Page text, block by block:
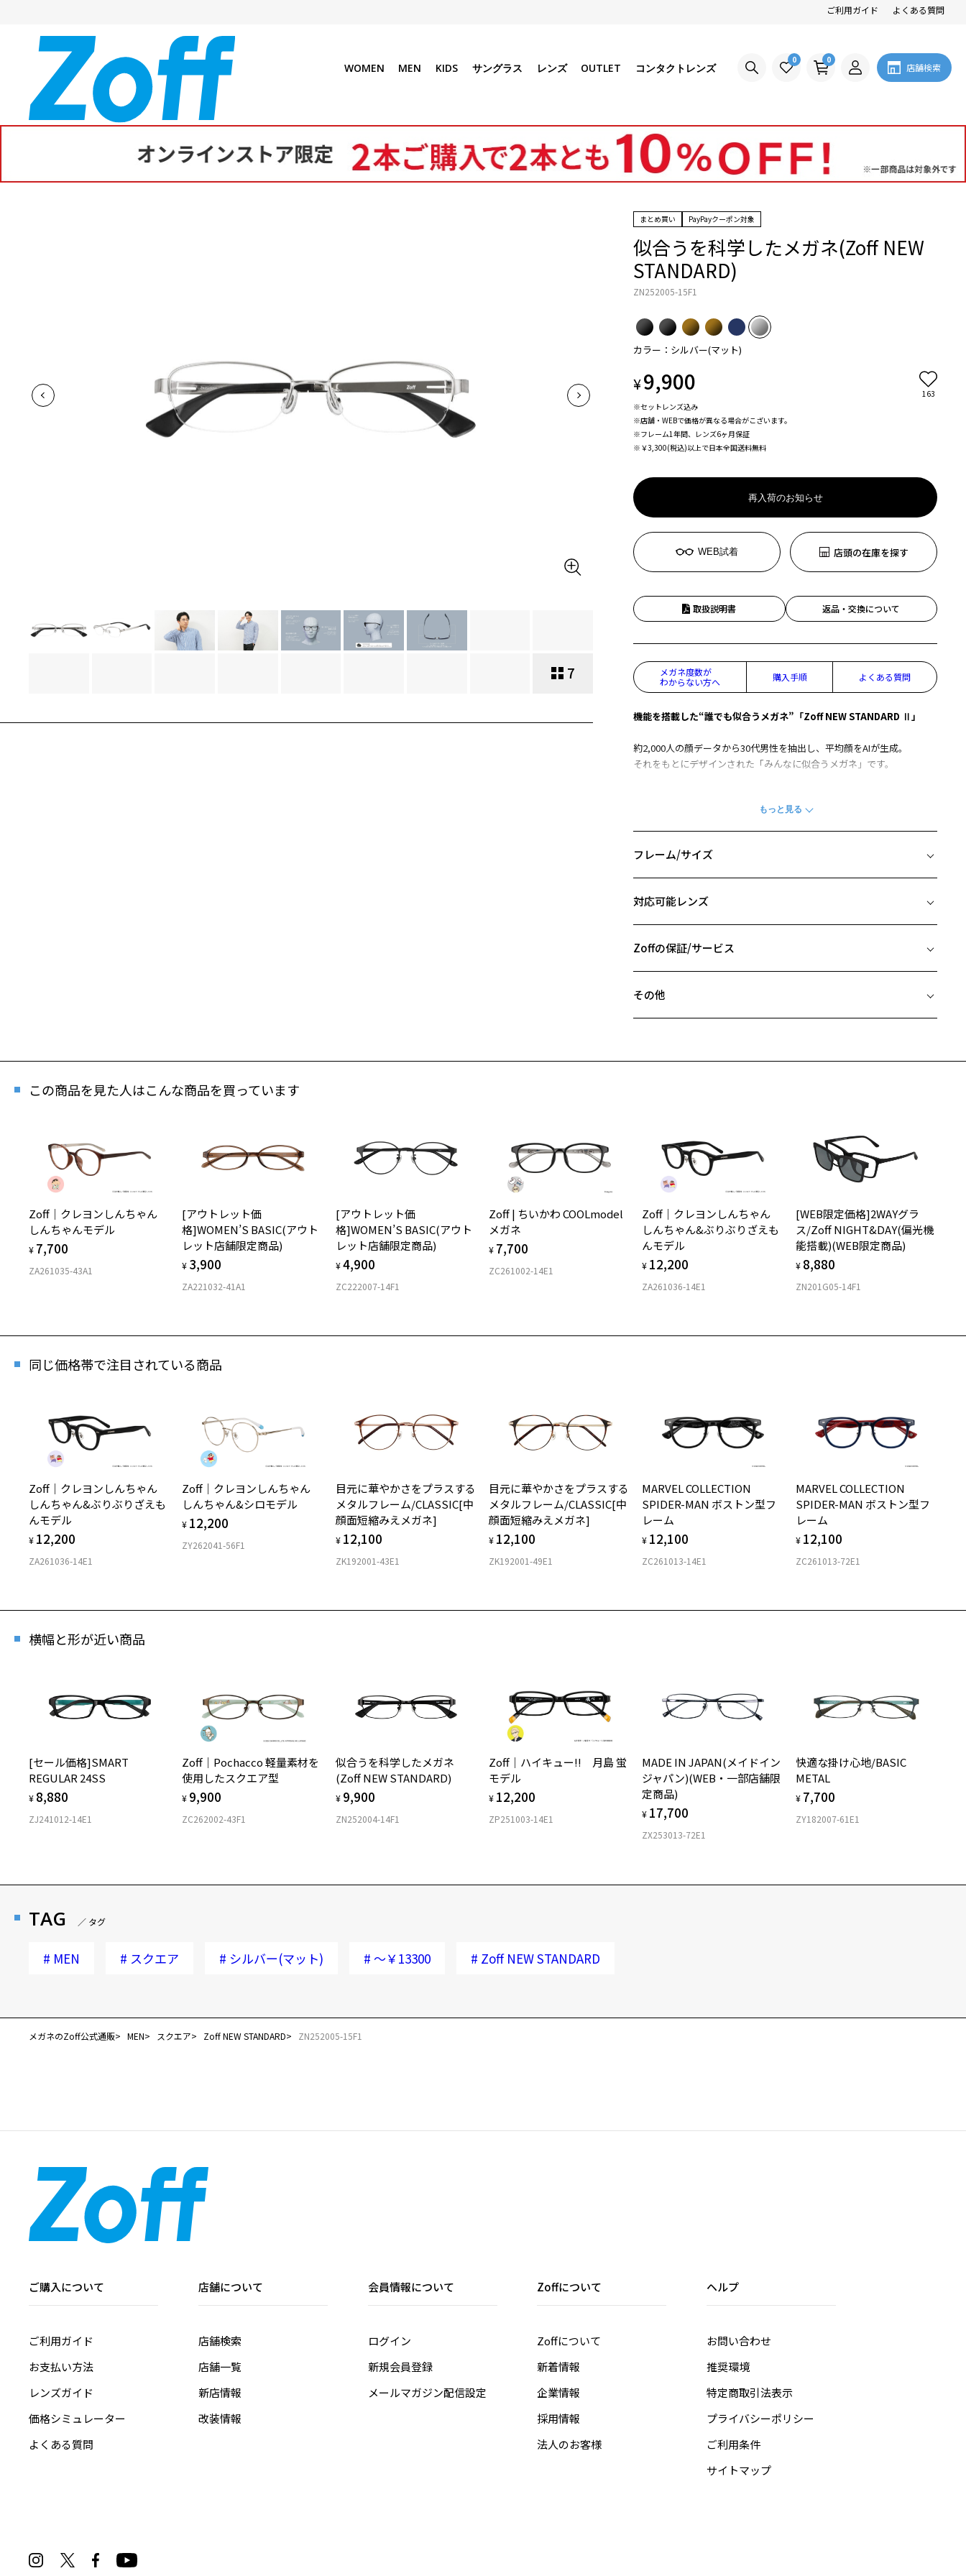
ご利用ガイド よくある質問
WOMEN MEN KIDS サングラス レンズ OUTLET コンタクトレンズ
0 0
店舗検索
7
まとめ買い PayPayクーポン対象
似合うを科学したメガネ(Zoff NEW
STANDARD)
ZN252005-15F1
カラー：シルバー(マット)
¥9,900 163
※セットレンズ込み
※店舗・WEBで価格が異なる場合がこざいます。
※フレーム1年間、レンズ6ヶ月保証
※￥3,300(税込)以上で日本全国送料無料
再入荷のお知らせ
「再入荷お知らせメール」はZoffオンラインストア会員さまのみ対象となります。
商品番号：ZN252005-15F1/フレームカラー：シルバー(マット)/単価：￥9,900
※商品が再入荷された際にメールでお知らせします。
※本サービスは商品の購入をお約束するものではありません。
※ご希望の商品が再入荷しない場合もございますので予めご了承ください。
※「再入荷お知らせメール」はZoffオンラインストアで取り扱っている商品が対象となります。
WEB試着 店頭の在庫を探す
取扱説明書 返品・交換について
メガネ度数が
わからない方へ
購入手順 よくある質問
機能を搭載した“誰でも似合うメガネ”「Zoff NEW STANDARD Ⅱ」
約2,000人の顔データから30代男性を抽出し、平均顔をAIが生成。
それをもとにデザインされた「みんなに似合うメガネ」です。
①人間工学に基づいた男性平均値から設計されたフレームです。
この平均顔から、顔に対するフレームの最適な位置を算出し、メガネと
顔のバランスを考えフレーム内の瞳の位置を最適化したり、より良い位
②テンプルのクランク形状
を出すことで密着力をほどよく調整できるようになりました。
モダンの先に金と同じ比重のタングステン合金というレアメタルを内蔵
し、メガネ着用時の重心バランスを調整し、鼻にかかる負担を軽減して
新機能を搭載したことで、顔なじみの良いデザインだけでなく、フィッ
Zoff NEW STANDARD ページをみる
フレーム/サイズ
B ブリッジ(鼻部分)の横幅：17mm
お持ちのZoffメガネサイズを確認するには？
仕上がり寸法
D 仕上がりの横幅：約140mm
E 仕上がりの縦幅：約32mm
スクエア
フロント素材：メタル
対応可能レンズ
フレームとレンズの合計料金を知りたい方へ
Zoffの保証/サービス
安心2 視力測定無料
視力の変化を早めに発見するために、定期的な視力測定をおす
すめいたします。
安心3 かかり具合調整無料
フレームの歪みやかかり具合の調整・クリーニングは、全国の
Zoff店舗にていつでも対応いたします。
その他
＜メガネの度数情報がわからない方へ＞
オンラインストアでフレームのみ購入して、
ご購入時に「レンズ交換券」をお選びいただくと、実店舗で度数を測定
のうえ、
度付きレンズ（標準セットレンズ）へ無料交換いただけます。
詳しくはこちら
実店舗で度数を測定いただけます
この商品を見た人はこんな商品を買っています
Zoff｜クレヨンしんちゃん
しんちゃんモデル
¥ 7,700
ZA261035-43A1
[アウトレット価
格]WOMEN’S BASIC(アウト
レット店舗限定商品)
¥ 3,900
ZA221032-41A1
[アウトレット価
格]WOMEN’S BASIC(アウト
レット店舗限定商品)
¥4,900
ZC222007-14F1
Zoff | ちいかわ COOLmodel
メガネ
¥ 7,700
ZC261002-14E1
Zoff｜クレヨンしんちゃん
しんちゃん&ぶりぶりざえも
んモデル
¥ 12,200
ZA261036-14E1
[WEB限定価格]2WAYグラ
ス/Zoff NIGHT&DAY(偏光機
能搭載)(WEB限定商品)
¥ 8,880
ZN201G05-14F1
同じ価格帯で注目されている商品
Zoff｜クレヨンしんちゃん
しんちゃん&ぶりぶりざえも
んモデル
¥ 12,200
ZA261036-14E1
Zoff｜クレヨンしんちゃん
しんちゃん&シロモデル
¥ 12,200
ZY262041-56F1
目元に華やかさをプラスする
メタルフレーム/CLASSIC[中
顔面短縮みえメガネ]
¥ 12,100
ZK192001-43E1
目元に華やかさをプラスする
メタルフレーム/CLASSIC[中
顔面短縮みえメガネ]
¥ 12,100
ZK192001-49E1
MARVEL COLLECTION
SPIDER-MAN ボストン型フ
レーム
¥ 12,100
ZC261013-14E1
MARVEL COLLECTION
SPIDER-MAN ボストン型フ
レーム
¥ 12,100
ZC261013-72E1
横幅と形が近い商品
[セール価格]SMART
REGULAR 24SS
¥ 8,880
ZJ241012-14E1
Zoff│Pochacco 軽量素材を
使用したスクエア型
¥ 9,900
ZC262002-43F1
似合うを科学したメガネ
(Zoff NEW STANDARD)
¥ 9,900
ZN252004-14F1
Zoff｜ハイキュー!! 月島 蛍
モデル
¥ 12,200
ZP251003-14E1
MADE IN JAPAN(メイドイン
ジャパン)(WEB・一部店舗限
定商品)
¥ 17,700
ZX253013-72E1
快適な掛け心地/BASIC
METAL
¥ 7,700
ZY182007-61E1
TAG ／ タグ
# MEN # スクエア # シルバー(マット) # ～￥13300 # Zoff NEW STANDARD
メガネのZoff公式通販 MEN スクエア Zoff NEW STANDARD ZN252005-15F1
ご購入について
ご利用ガイド
お支払い方法
レンズガイド
価格シミュレーター
よくある質問
店舗について
店舗検索
店舗一覧
新店情報
改装情報
会員情報について
ログイン
新規会員登録
メールマガジン配信設定
Zoffについて
Zoffについて
新着情報
企業情報
採用情報
法人のお客様
ヘルプ
お問い合わせ
推奨環境
特定商取引法表示
プライバシーポリシー
ご利用条件
サイトマップ